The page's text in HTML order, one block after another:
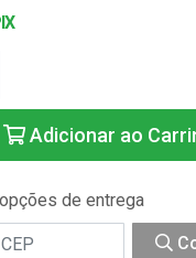
Adicionar ao
de entrega